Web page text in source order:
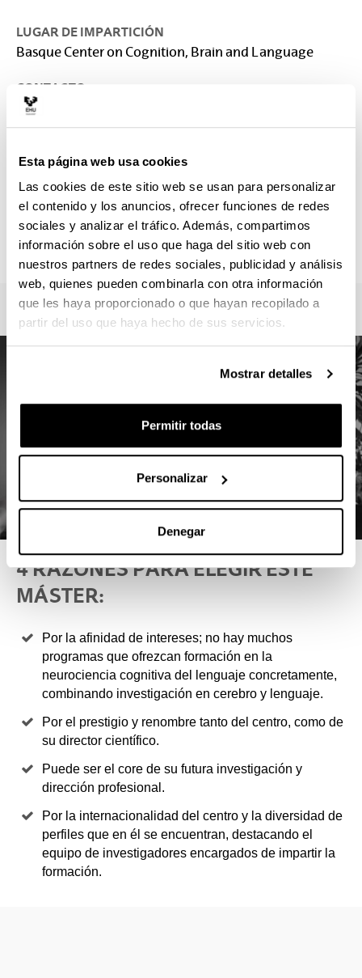
Esta página web usa cookies
Las cookies de este sitio web se usan para personalizar
el contenido y los anuncios, ofrecer funciones de redes
sociales y analizar el tráfico. Además, compartimos
información sobre el uso que haga del sitio web con
nuestros partners de redes sociales, publicidad y análisis
web, quienes pueden combinarla con otra información
que les haya proporcionado o que hayan recopilado a
partir del uso que haya hecho de sus servicios.
Mostrar detalles
Permitir todas
Personalizar
Denegar
LUGAR DE IMPARTICIÓN
Basque Center on Cognition, Brain and Language
CONTACTO
Responsable del Máster :
CARREIRAS VALIÑA, MANUEL FRANCISCO
Secretaría :
Beatriz García Echeverria; Larraitz Lazcano
psikologia.fak.masterrak@ehu.eus;
mastercnl@bcbl.eu
943018248
4 RAZONES PARA ELEGIR ESTE
MÁSTER:
Por la afinidad de intereses; no hay muchos
programas que ofrezcan formación en la
neurociencia cognitiva del lenguaje concretamente,
combinando investigación en cerebro y lenguaje.
Por el prestigio y renombre tanto del centro, como de
su director científico.
Puede ser el core de su futura investigación y
dirección profesional.
Por la internacionalidad del centro y la diversidad de
perfiles que en él se encuentran, destacando el
equipo de investigadores encargados de impartir la
formación.